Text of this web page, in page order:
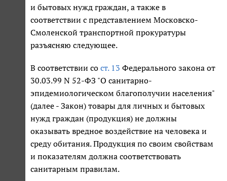
и бытовых нужд граждан, а также в
соответствии с представлением Московско-
Смоленской транспортной прокуратуры
разъясняю следующее.
В соответствии со ст. 13 Федерального закона от
30.03.99 N 52-ФЗ "О санитарно-
эпидемиологическом благополучии населения"
(далее - Закон) товары для личных и бытовых
нужд граждан (продукция) не должны
оказывать вредное воздействие на человека и
среду обитания. Продукция по своим свойствам
и показателям должна соответствовать
санитарным правилам.